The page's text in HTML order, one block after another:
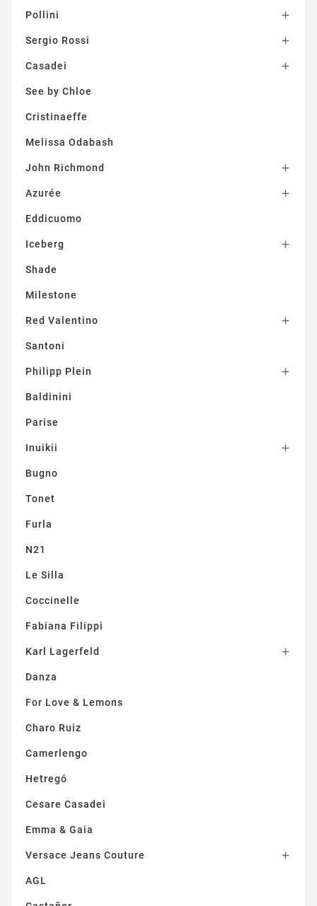
Pollini 
Sergio Rossi 
Casadei 
See by Chloe
Cristinaeffe
Melissa Odabash
John Richmond 
Azurée 
Eddicuomo
Iceberg 
Shade
Milestone
Red Valentino 
Santoni
Philipp Plein 
Baldinini
Parise
Inuikii 
Bugno
Tonet
Furla
N21
Le Silla
Coccinelle
Fabiana Filippi
Karl Lagerfeld 
Danza
For Love & Lemons
Charo Ruiz
Camerlengo
Hetregó
Cesare Casadei
Emma & Gaia
Versace Jeans Couture 
AGL